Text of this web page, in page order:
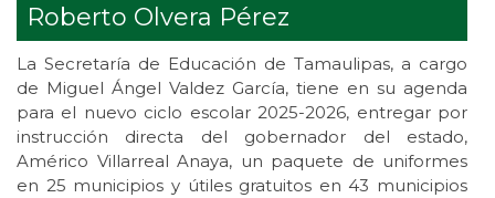
Roberto Olvera Pérez
La Secretaría de Educación de Tamaulipas, a cargo
de Miguel Ángel Valdez García, tiene en su agenda
para el nuevo ciclo escolar 2025-2026, entregar por
instrucción directa del gobernador del estado,
Américo Villarreal Anaya, un paquete de uniformes
en 25 municipios y útiles gratuitos en 43 municipios